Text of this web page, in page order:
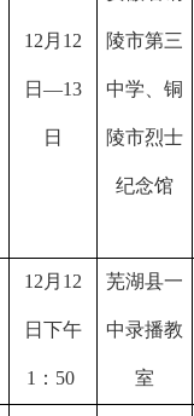
12月 12
日—13
日
陵市第三
中学、铜
陵市烈士
纪念馆
12月 12
日下午
1 ： 50
芜湖县一
中录播教
室